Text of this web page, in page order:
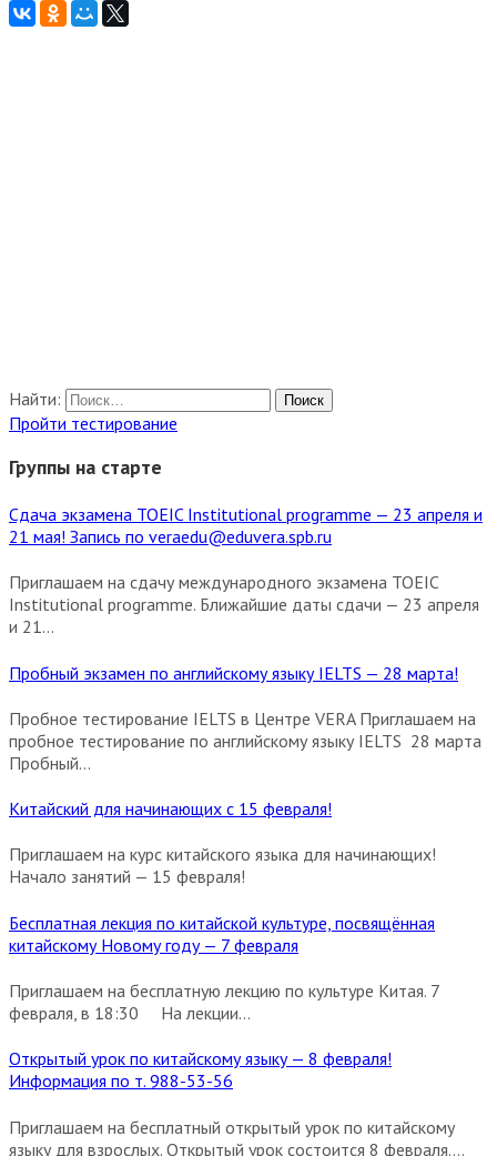
Найти:
Пройти тестирование
Группы на старте
Сдача экзамена TOEIC Institutional programme — 23 апреля и
21 мая! Запись по veraedu@eduvera.spb.ru
Приглашаем на сдачу международного экзамена TOEIC
Institutional programme. Ближайшие даты сдачи — 23 апреля
и 21...
Пробный экзамен по английскому языку IELTS — 28 марта!
Пробное тестирование IELTS в Центре VERA Приглашаем на
пробное тестирование по английскому языку IELTS 28 марта
Пробный...
Китайский для начинающих с 15 февраля!
Приглашаем на курс китайского языка для начинающих!
Начало занятий — 15 февраля!
Бесплатная лекция по китайской культуре, посвящённая
китайскому Новому году — 7 февраля
Приглашаем на бесплатную лекцию по культуре Китая. 7
февраля, в 18:30 На лекции...
Открытый урок по китайскому языку — 8 февраля!
Информация по т. 988-53-56
Приглашаем на бесплатный открытый урок по китайскому
языку для взрослых. Открытый урок состоится 8 февраля....